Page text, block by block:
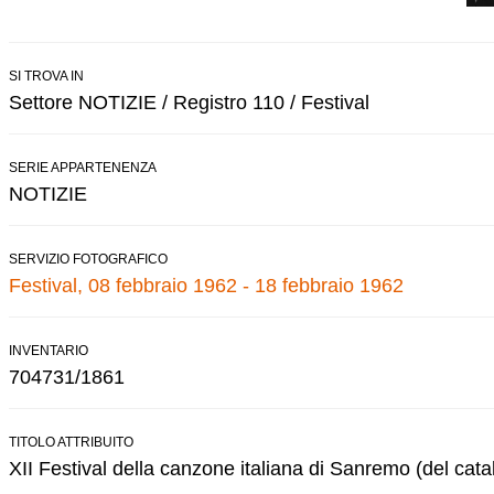
SI TROVA IN
Settore NOTIZIE / Registro 110 / Festival
SERIE APPARTENENZA
NOTIZIE
SERVIZIO FOTOGRAFICO
Festival, 08 febbraio 1962 - 18 febbraio 1962
INVENTARIO
704731/1861
TITOLO ATTRIBUITO
XII Festival della canzone italiana di Sanremo (del